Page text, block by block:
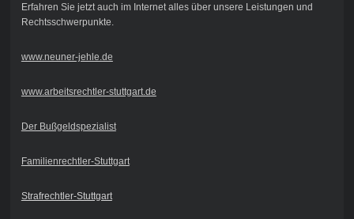
Erfahren Sie jetzt auch im Internet alles über unsere Leistungen und
Rechtsschwerpunkte.
www.neuner-jehle.de
www.arbeitsrechtler-stuttgart.de
Der Bußgeldspezialist
Familienrechtler-Stuttgart
Strafrechtler-Stuttgart